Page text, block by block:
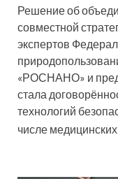
Решение об
совместной
экспертов
«РОСНАНО» и
стала
технологий
числе